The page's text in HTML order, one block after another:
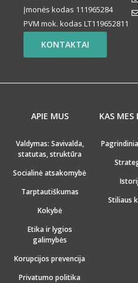
Įmonės kodas 111965284
PVM mok. kodas LT119652811
KONTAKTAI
APIE MUS
Valdymas: Savivalda,
statutas, struktūra
Socialinė atsakomybė
Tarptautiškumas
Kokybė
Etika ir lygios
galimybės
Korupcijos prevencija
Privatumo politika
KAS MES
Stiliaus